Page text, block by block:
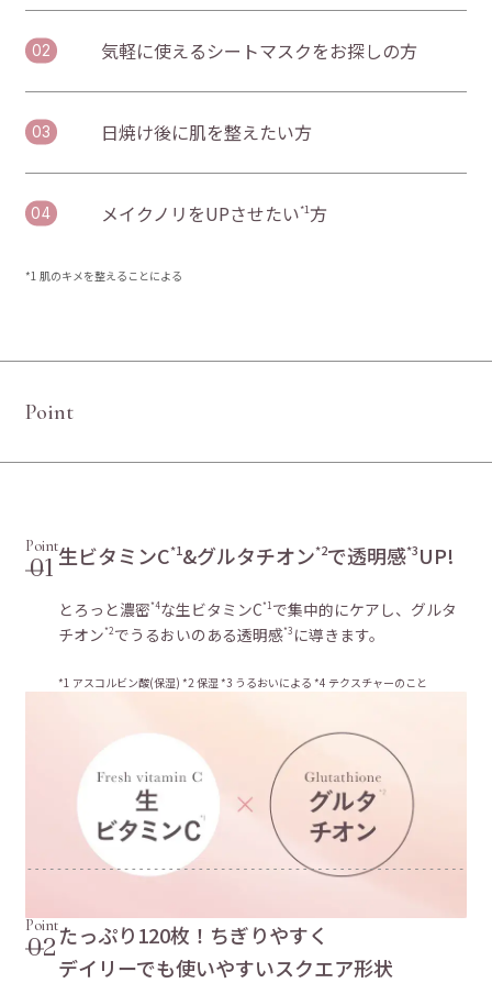
気軽に使えるシートマスクをお探しの方
日焼け後に肌を整えたい方
メイクノリをUPさせたい*1方
*1 肌のキメを整えることによる
Point
Point
01 生ビタミンC*1&グルタチオン*2で透明感*3UP!
とろっと濃密*4な生ビタミンC*1 で集中的にケアし、グルタ
チオン*2でうるおいのある透明感*3 に導きます。
*1 アスコルビン酸(保湿) *2 保湿 *3 うるおいによる *4 テクスチャーのこと
Point
02たっぷり120枚！ちぎりやすく
デイリーでも使いやすいスクエア形状